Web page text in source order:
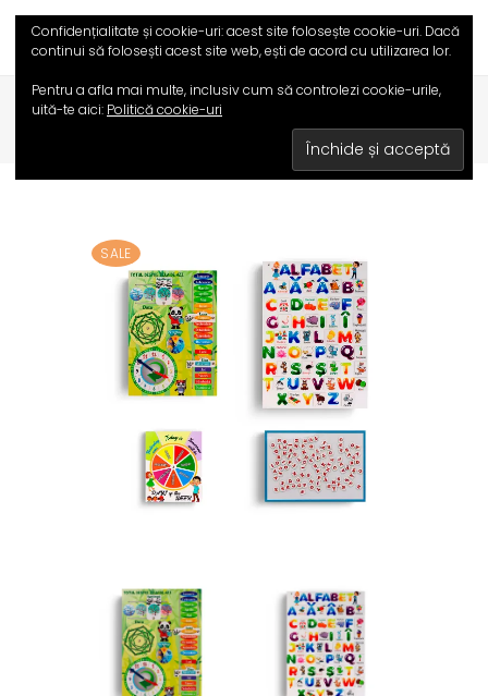
HOME/ MAGAZIN/JOCURI EDUCATIVE,
SETURI PROMOȚIONALE
SALE
Confidențialitate și cookie-uri: acest site folosește cookie-uri. Dacă
continui să folosești acest site web, ești de acord cu utilizarea lor.
Pentru a afla mai multe, inclusiv cum să controlezi cookie-urile,
uită-te aici: Politică cookie-uri